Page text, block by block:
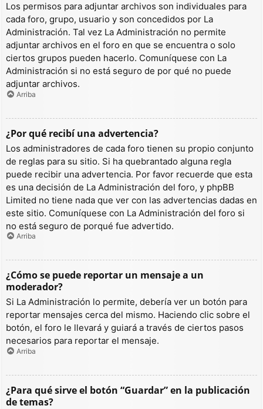
Los permisos para adjuntar archivos son individuales para
cada foro, grupo, usuario y son concedidos por La
Administración. Tal vez La Administración no permite
adjuntar archivos en el foro en que se encuentra o solo
ciertos grupos pueden hacerlo. Comuníquese con La
Administración si no está seguro de por qué no puede
adjuntar archivos.
Arriba
¿Por qué recibí una advertencia?
Los administradores de cada foro tienen su propio conjunto
de reglas para su sitio. Si ha quebrantado alguna regla
puede recibir una advertencia. Por favor recuerde que esta
es una decisión de La Administración del foro, y phpBB
Limited no tiene nada que ver con las advertencias dadas en
este sitio. Comuníquese con La Administración del foro si
no está seguro de porqué fue advertido.
Arriba
¿Cómo se puede reportar un mensaje a un
moderador?
Si La Administración lo permite, debería ver un botón para
reportar mensajes cerca del mismo. Haciendo clic sobre el
botón, el foro le llevará y guiará a través de ciertos pasos
necesarios para reportar el mensaje.
Arriba
¿Para qué sirve el botón “Guardar” en la publicación
de temas?